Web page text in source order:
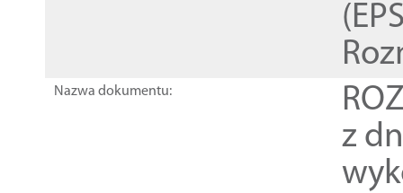
Nazwa dokumentu:
z